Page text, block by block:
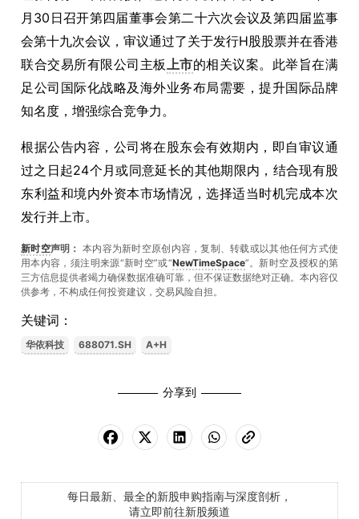
月30日召开第四届董事会第二十六次会议及第四届监事
会第十九次会议，审议通过了关于发行H股股票并在香港
联合交易所有限公司主板上市的相关议案。此举旨在满
足公司国际化战略及海外业务布局需要，提升国际品牌
知名度，增强综合竞争力。
根据公告内容，公司将在股东会有效期内，即自审议通
过之日起24个月或同意延长的其他期限内，结合现有股
东利益和境内外资本市场情况，选择适当时机完成本次
发行并上市。
新时空声明： 本内容为新时空原创内容，复制、转载或以其他任何方式使
用本内容，须注明来源“新时空”或“NewTimeSpace”。新时空及授权的第
三方信息提供者竭力确保数据准确可靠，但不保证数据绝对正确。本內容仅
供参考，不构成任何投资建议，交易风险自担。
关键词：
华依科技 688071.SH A+H
分享到
每日最新、最全的新股申购指南与深度剖析，
请立即前往新股频道